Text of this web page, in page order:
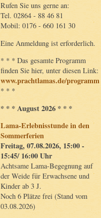
Rufen Sie uns gerne an:
Tel. 02864 - 88 46 81
Mobil: 0176 - 660 161 30
Eine Anmeldung ist erforderlich.
* * * Das gesamte Programm
finden Sie hier, unter diesen Link:
www.prachtlamas.de/programm
* * *
* * * August 2026 * * *
Lama-Erlebnisstunde in den
Sommerferien
Freitag, 07.08.2026, 15:00 -
15:45/ 16:00 Uhr
Achtsame Lama-Begegnung auf
der Weide für Erwachsene und
Kinder ab 3 J.
Noch 6 Plätze frei (Stand vom
03.08.2026)